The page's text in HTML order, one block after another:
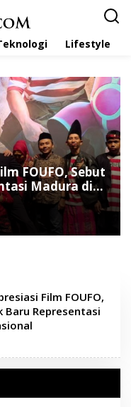
Lifestyle
FOUFO, Sebut
Madura di
Film FOUFO,
Baru Representasi